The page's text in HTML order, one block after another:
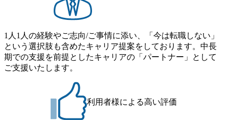
1人1人の経験やご志向/ご事情に添い、「今は転職しない」
という選択肢も含めたキャリア提案をしております。中長
期での支援を前提としたキャリアの「パートナー」として
ご支援いたします。
利用者様による高い評価